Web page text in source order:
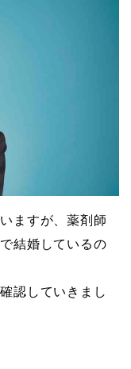
ますが、薬剤師
結婚しているの
認していきまし